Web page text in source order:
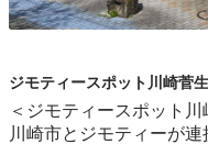
ジモティースポット川崎菅生
＜ジモティースポット
川崎市とジモティーが連